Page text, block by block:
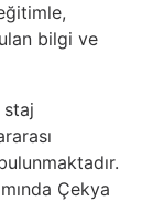
bilgi ve
staj
Çekya